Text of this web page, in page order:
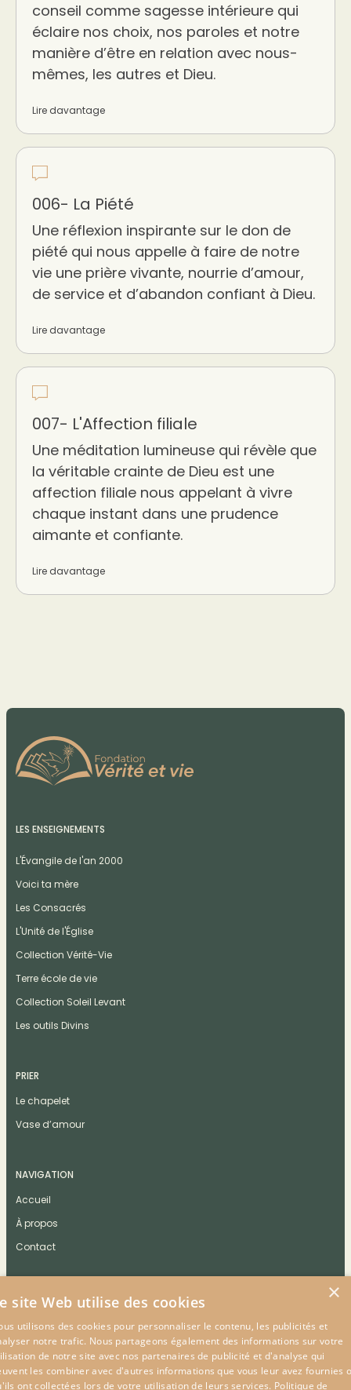
conseil comme sagesse intérieure qui
éclaire nos choix, nos paroles et notre
manière d’être en relation avec nous-
mêmes, les autres et Dieu.
Lire davantage
006- La Piété
Une réflexion inspirante sur le don de
piété qui nous appelle à faire de notre
vie une prière vivante, nourrie d’amour,
de service et d’abandon confiant à Dieu.
Lire davantage
007- L'Affection filiale
Une méditation lumineuse qui révèle que
la véritable crainte de Dieu est une
affection filiale nous appelant à vivre
chaque instant dans une prudence
aimante et confiante.
Lire davantage
LES ENSEIGNEMENTS
L'Évangile de l'an 2000
Voici ta mère
Les Consacrés
L'Unité de l'Église
Collection Vérité-Vie
Terre école de vie
Collection Soleil Levant
Les outils Divins
PRIER
Le chapelet
Vase d’amour
NAVIGATION
Accueil
À propos
Contact
CONTACT
×
site Web utilise des cookies
utilisons des cookies pour personnaliser le contenu, les publicités et
notre trafic. Nous partageons également des informations sur votre
de notre site avec nos partenaires de publicité et d'analyse qui
les combiner avec d'autres informations que vous leur avez fournies
ont collectées lors de votre utilisation de leurs services. Politique de